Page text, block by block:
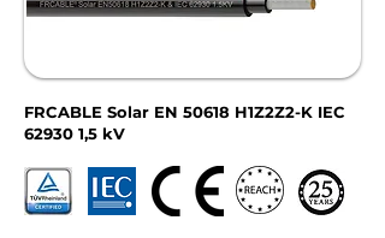
FRCABLE Solar EN 50618 H1Z2Z2-K IEC
62930 1,5 kV